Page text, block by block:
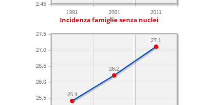
1991 2001 2011
2.45
Incidenza famiglie senza nuclei
25.5
26.0
26.5
27.0
27.5
27.1
26.2
25.4